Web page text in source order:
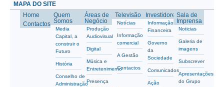
MAPA DO SITE
Home
Contactos
Quem
Somos
Media
Capital, a
construir o
Futuro
História
Conselho de
Administração
Áreas de
Negócio
Produção
Audiovisual
Digital
Música e
Entretenimento
Presença
Televisão
Notícias
Informação
comercial
A Gestão
Contactos
Investidores
Informação
Financeira
Governo
da
Sociedade
Comunicados
Ação
Sala de
Imprensa
Noticias
Galeria de
imagens
Subscrever
Apresentações
do Grupo